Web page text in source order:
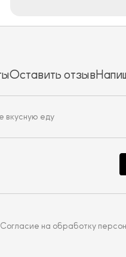
Оставить отзыв
вкусную еду
Согласие на обработку